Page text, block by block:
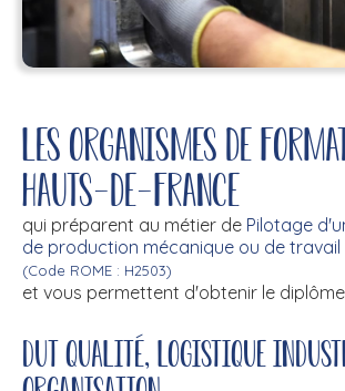
Les organismes de
Hauts-de-France
qui préparent au métier de Pilotage
de production mécanique ou de travail
(Code ROME : H2503)
et vous permettent d'obtenir le diplôme
DUT qualité, logistique